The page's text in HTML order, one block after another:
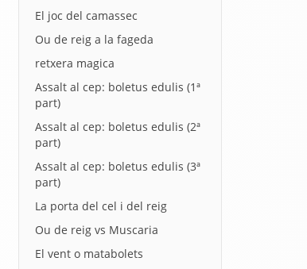
El joc del camassec
Ou de reig a la fageda
retxera magica
Assalt al cep: boletus edulis (1ª
part)
Assalt al cep: boletus edulis (2ª
part)
Assalt al cep: boletus edulis (3ª
part)
La porta del cel i del reig
Ou de reig vs Muscaria
El vent o matabolets